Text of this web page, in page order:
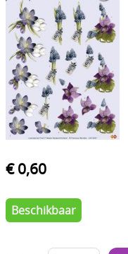
Lijm - Tape -
Papier - karton -
Kaarten maken -
Boetseren -
Verf en Co°
Bullet Journalling
Haken - Vilt
Video's
Blog
€ 0,60
Beschikbaar